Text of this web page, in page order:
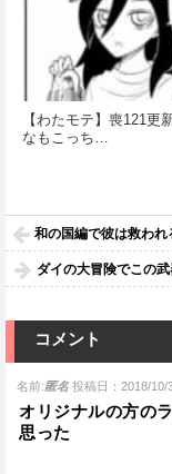
【わたモテ】喪121更
なもこっち…
和の国編で彼は救わ
ダイの大冒険でこの
コメント
名前:匿名 投稿日：2018/10/
オリジナルの方の
思った